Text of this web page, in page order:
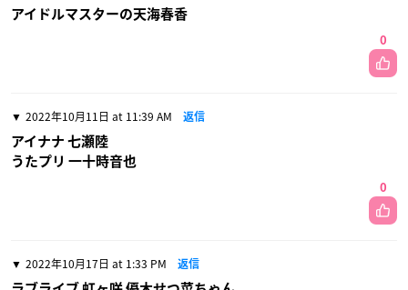
アイドルマスターの天海春香
0
2022年10月11日 at 11:39 AM 返信
アイナナ 七瀬陸
うたプリ 一十時音也
0
2022年10月17日 at 1:33 PM 返信